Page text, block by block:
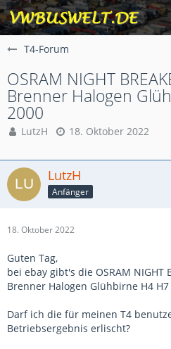
T4-Forum
OSRAM NIGHT
Brenner Halogen
2000
LutzH 18. Oktober 2022
LutzH
Anfänger
18. Oktober 2022
Guten Tag,
bei ebay gibt's die OSRAM NIGHT
Brenner Halogen Glühbirne H4 H7
Darf ich die für meinen T4
Betriebsergebnis erlischt?